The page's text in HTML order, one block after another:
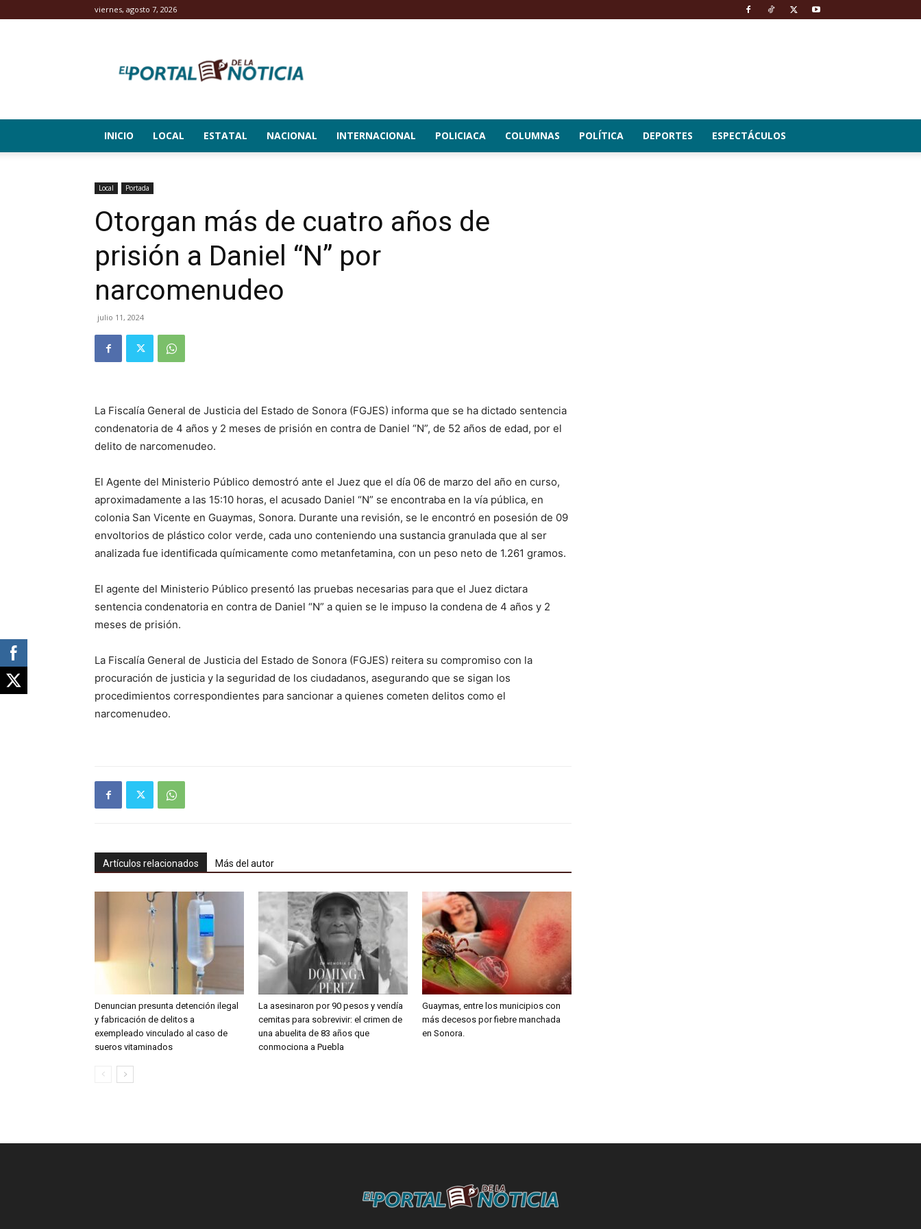
viernes, agosto 7, 2026
Portal
de
INICIO LOCAL ESTATAL NACIONAL INTERNACIONAL POLICIACA COLUMNAS POLÍTICA DEPORTES ESPECTÁCULOS
Local Portada
Otorgan más de cuatro años de
prisión a Daniel “N” por
narcomenudeo
julio 11, 2024
La Fiscalía General de Justicia del Estado de Sonora (FGJES) informa que se ha dictado sentencia
condenatoria de 4 años y 2 meses de prisión en contra de Daniel “N”, de 52 años de edad, por el
delito de narcomenudeo.
El Agente del Ministerio Público demostró ante el Juez que el día 06 de marzo del año en curso,
aproximadamente a las 15:10 horas, el acusado Daniel “N” se encontraba en la vía pública, en
colonia San Vicente en Guaymas, Sonora. Durante una revisión, se le encontró en posesión de 09
envoltorios de plástico color verde, cada uno conteniendo una sustancia granulada que al ser
analizada fue identificada químicamente como metanfetamina, con un peso neto de 1.261 gramos.
El agente del Ministerio Público presentó las pruebas necesarias para que el Juez dictara
sentencia condenatoria en contra de Daniel “N” a quien se le impuso la condena de 4 años y 2
meses de prisión.
La Fiscalía General de Justicia del Estado de Sonora (FGJES) reitera su compromiso con la
procuración de justicia y la seguridad de los ciudadanos, asegurando que se sigan los
procedimientos correspondientes para sancionar a quienes cometen delitos como el
narcomenudeo.
Artículos relacionados Más del autor
Denuncian presunta detención ilegal
y fabricación de delitos a
exempleado vinculado al caso de
sueros vitaminados
La asesinaron por 90 pesos y vendía
cemitas para sobrevivir: el crimen de
una abuelita de 83 años que
conmociona a Puebla
Guaymas, entre los municipios con
más decesos por fiebre manchada
en Sonora.